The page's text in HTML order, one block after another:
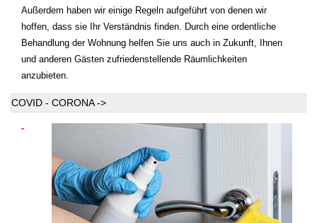
Außerdem haben wir einige Regeln aufgeführt von denen wir
hoffen, dass sie Ihr Verständnis finden. Durch eine ordentliche
Behandlung der Wohnung helfen Sie uns auch in Zukunft, Ihnen
und anderen Gästen zufriedenstellende Räumlichkeiten
anzubieten.
COVID - CORONA ->
-